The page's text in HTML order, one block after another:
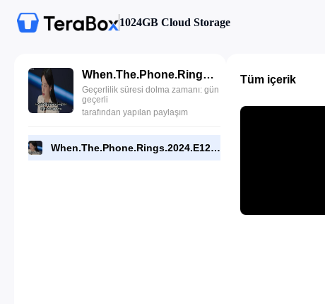
1024GB Cloud Storage
When.The.Phone.Rings.2024.E12.1080p.NF.WEB.End.[RMC].mp4
Geçerlilik süresi dolma zamanı: gün
geçerli
tarafından yapılan paylaşım
When.The.Phone.Rings.2024.E12.1080p.NF.WEB.End.[RMC].mp4
Tüm içerik